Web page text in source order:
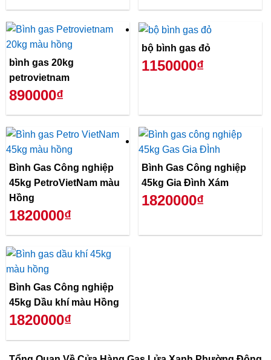
bình gas 20kg
petrovietnam
890000₫
bộ bình gas đỏ
1150000₫
Bình Gas Công nghiệp
45kg PetroVietNam màu
Hồng
1820000₫
Bình Gas Công nghiệp
45kg Gia Đình Xám
1820000₫
Bình Gas Công nghiệp
45kg Dầu khí màu Hồng
1820000₫